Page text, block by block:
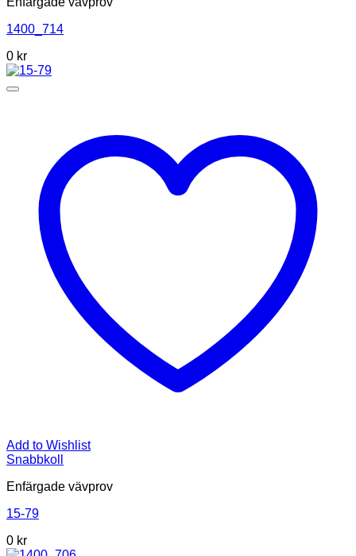
1400_714
0 kr
Add to Wishlist
Snabbkoll
Enfärgade vävprov
15-79
0 kr